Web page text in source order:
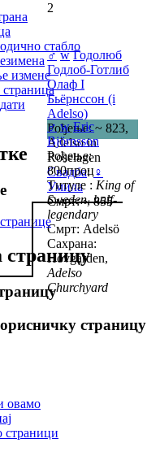
2
♂ w Годолюб
Годлоб-Готлиб
Олаф I
Бьёрнссон (i
Adelso)
Рођење: ~ 823,
Adelso in
Roselagen
Свадба:♀
Умила
Смрт: ~ 855
♂ w Eric
Björnsson
Рођење:
800проц
Титуле : King of
Sweden, half-
legendary
Смрт: Adelsö
Сахрана:
Hovgården,
Adelso
Churchyard
стабло
измене
страница
страницу
страницу
овамо
страници